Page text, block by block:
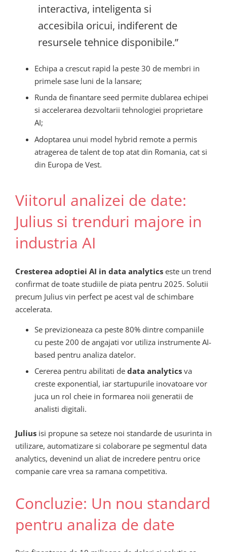
interactiva, inteligenta si
accesibila oricui, indiferent de
resursele tehnice disponibile.”
Echipa a crescut rapid la peste 30 de membri in
primele sase luni de la lansare;
Runda de finantare seed permite dublarea echipei
si accelerarea dezvoltarii tehnologiei proprietare
AI;
Adoptarea unui model hybrid remote a permis
atragerea de talent de top atat din Romania, cat si
din Europa de Vest.
Viitorul analizei de date:
Julius si trenduri majore in
industria AI
Cresterea adoptiei AI in data analytics este un trend
confirmat de toate studiile de piata pentru 2025. Solutii
precum Julius vin perfect pe acest val de schimbare
accelerata.
Se previzioneaza ca peste 80% dintre companiile
cu peste 200 de angajati vor utiliza instrumente AI-
based pentru analiza datelor.
Cererea pentru abilitati de data analyticsva
creste exponential, iar startupurile inovatoare vor
juca un rol cheie in formarea noii generatii de
analisti digitali.
Julius isi propune sa seteze noi standarde de usurinta in
utilizare, automatizare si colaborare pe segmentul data
analytics, devenind un aliat de incredere pentru orice
companie care vrea sa ramana competitiva.
Concluzie: Un nou standard
pentru analiza de date